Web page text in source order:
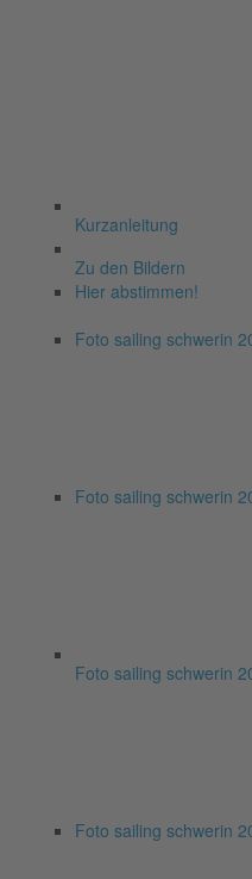
Kurzanleitung
Zu den Bildern
Hier abstimmen!
Foto sailing schwerin
Foto sailing schwerin
Foto sailing schwerin
Foto sailing schwerin